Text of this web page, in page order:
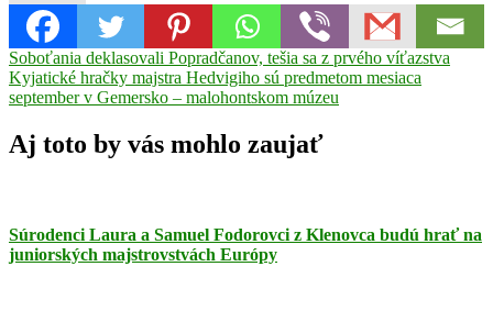
BrezničkaFutballiga
dorasteniek
druhá
žien Nela
ZavaterníkováRSC
BystricaTJ
Baník
Navigácia
v
Previous
Post:
Soboťania deklasovali Popradčanov, tešia sa z prvého víťazstva
Next
Post:
Kyjatické hračky majstra Hedvigiho sú predmetom mesiaca
september v Gemersko – malohontskom múzeu
Aj toto by vás mohlo zaujať
Súrodenci Laura a Samuel Fodorovci z Klenovca budú hrať na
juniorských majstrovstvách Európy